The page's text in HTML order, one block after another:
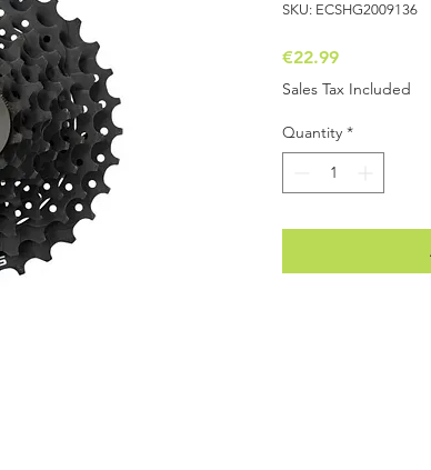
SKU: ECSHG2009136
€22.99Price
Sales Tax Included
Quantity *